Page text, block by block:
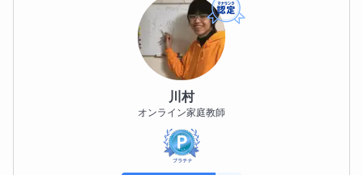
体力面には自信があります。
毎日の授業＋業務の後、夜間に欠かさずトレーニング
〔現在の私の毎日のトレーニングメニュー〕
さらに、教材のご用意が必要になった場合にも、生徒
様のレベルに合わせた最適なものを選定し、市販品の
お手頃な価格のものをお勧めいたします。
お力になれますよう、尽力してまいりますので、何卒
よろしくお願いいたします。
川村
オンライン家庭教師